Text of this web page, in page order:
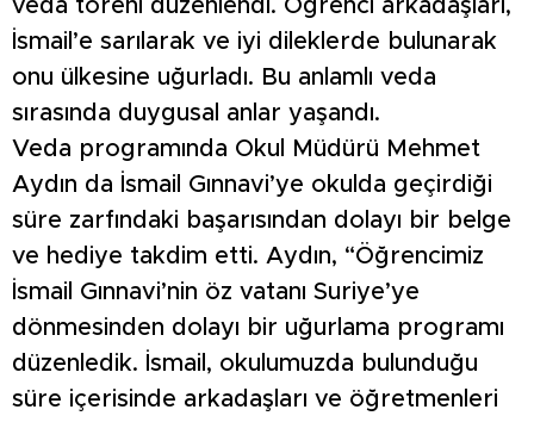
veda töreni düzenlendi. Öğrenci arkadaşları,
İsmail’e sarılarak ve iyi dileklerde bulunarak
onu ülkesine uğurladı. Bu anlamlı veda
sırasında duygusal anlar yaşandı.
Veda programında Okul Müdürü Mehmet
Aydın da İsmail Gınnavi’ye okulda geçirdiği
süre zarfındaki başarısından dolayı bir belge
ve hediye takdim etti. Aydın, “Öğrencimiz
İsmail Gınnavi’nin öz vatanı Suriye’ye
dönmesinden dolayı bir uğurlama programı
düzenledik. İsmail, okulumuzda bulunduğu
süre içerisinde arkadaşları ve öğretmenleri